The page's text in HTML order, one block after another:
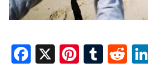
F
X
Pi T
R